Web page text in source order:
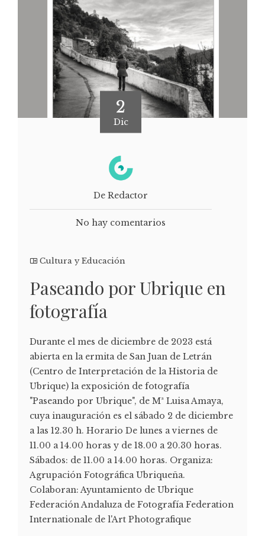
2
Dic
De Redactor
No hay comentarios
Cultura y Educación
Paseando por Ubrique en
fotografía
Durante el mes de diciembre de 2023 está
abierta en la ermita de San Juan de Letrán
(Centro de Interpretación de la Historia de
Ubrique) la exposición de fotografía
"Paseando por Ubrique", de Mª Luisa Amaya,
cuya inauguración es el sábado 2 de diciembre
a las 12.30 h. Horario De lunes a viernes de
11.00 a 14.00 horas y de 18.00 a 20.30 horas.
Sábados: de 11.00 a 14.00 horas. Organiza:
Agrupación Fotográfica Ubriqueña.
Colaboran: Ayuntamiento de Ubrique
Federación Andaluza de Fotografía Federation
Internationale de l'Art Photografique